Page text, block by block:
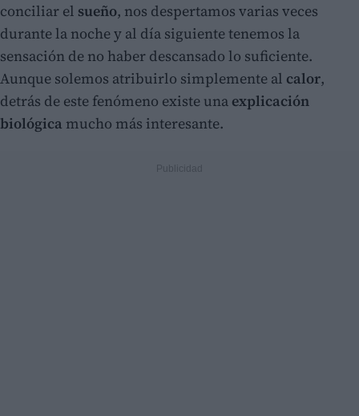
conciliar el sueño, nos despertamos varias veces
durante la noche y al día siguiente tenemos la
sensación de no haber descansado lo suficiente.
Aunque solemos atribuirlo simplemente al calor,
detrás de este fenómeno existe una explicación
biológica mucho más interesante.